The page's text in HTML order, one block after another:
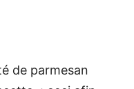
de parmesan